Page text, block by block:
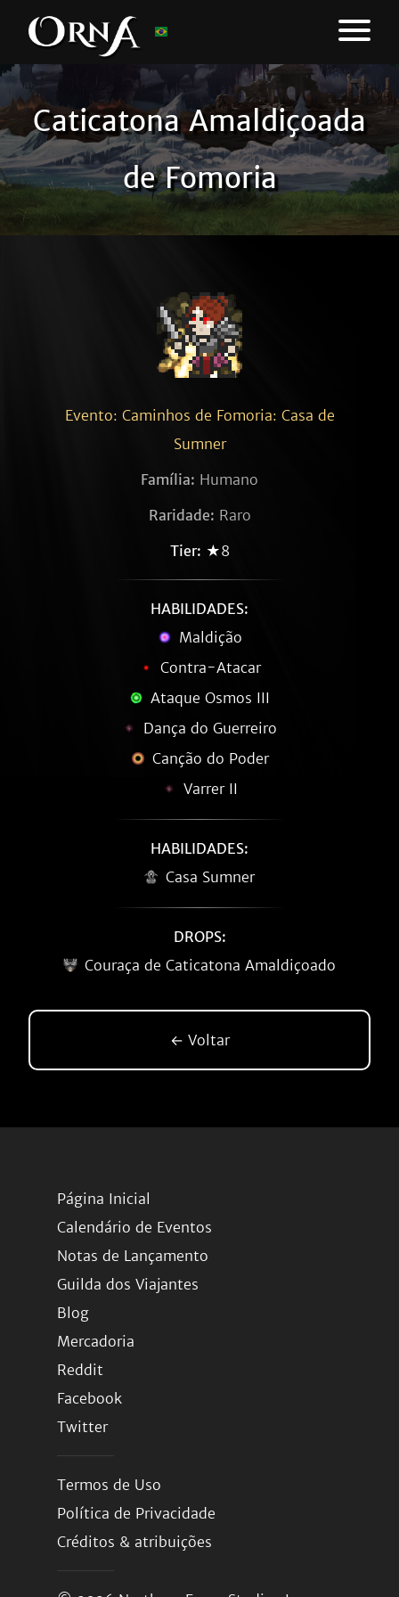
Caticatona Amaldiçoada
de Fomoria
Evento: Caminhos de Fomoria: Casa de
Sumner
Família: Humano
Raridade: Raro
Tier: ★8
HABILIDADES:
Maldição
Contra-Atacar
Ataque Osmos III
Dança do Guerreiro
Canção do Poder
Varrer II
HABILIDADES:
Casa Sumner
DROPS:
Couraça de Caticatona Amaldiçoado
← Voltar
Página Inicial
Calendário de Eventos
Notas de Lançamento
Guilda dos Viajantes
Blog
Mercadoria
Reddit
Facebook
Twitter
Termos de Uso
Política de Privacidade
Créditos & atribuições